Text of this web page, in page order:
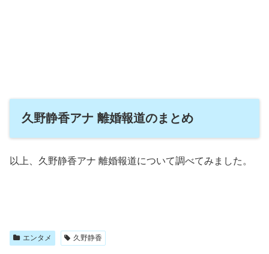
久野静香アナ 離婚報道のまとめ
以上、久野静香アナ 離婚報道について調べてみました。
エンタメ 久野静香